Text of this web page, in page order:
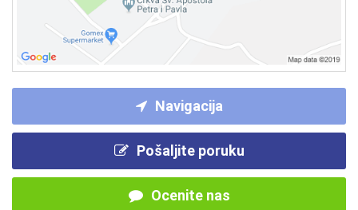
Navigacija
Pošaljite poruku
Ocenite nas